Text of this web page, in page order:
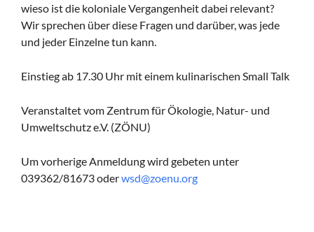
wieso ist die koloniale Vergangenheit dabei relevant?
Wir sprechen über diese Fragen und darüber, was jede
und jeder Einzelne tun kann.
Einstieg ab 17.30 Uhr mit einem kulinarischen Small Talk
Veranstaltet vom Zentrum für Ökologie, Natur- und
Umweltschutz e.V. (ZÖNU)
Um vorherige Anmeldung wird gebeten unter
039362/81673 oderwsd@zoenu.org